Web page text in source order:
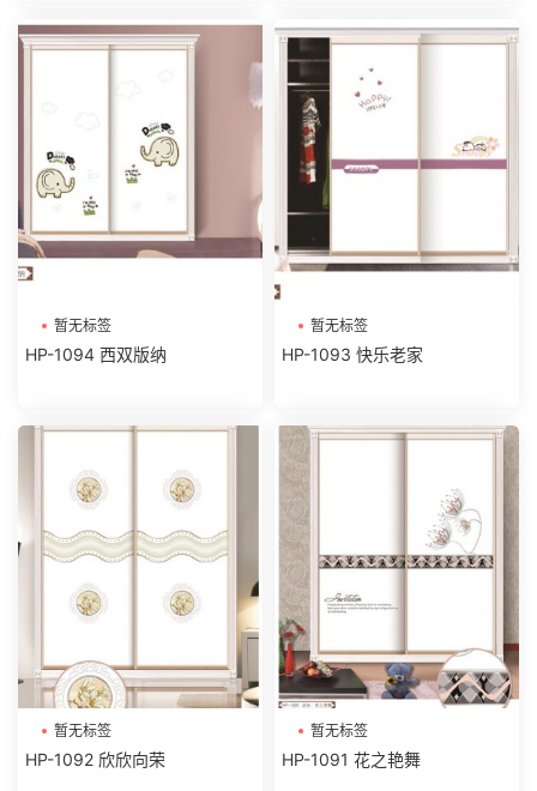
暂无标签
HP-1094 西双版纳
暂无标签
HP-1093 快乐老家
暂无标签
HP-1092 欣欣向荣
暂无标签
HP-1091 花之艳舞